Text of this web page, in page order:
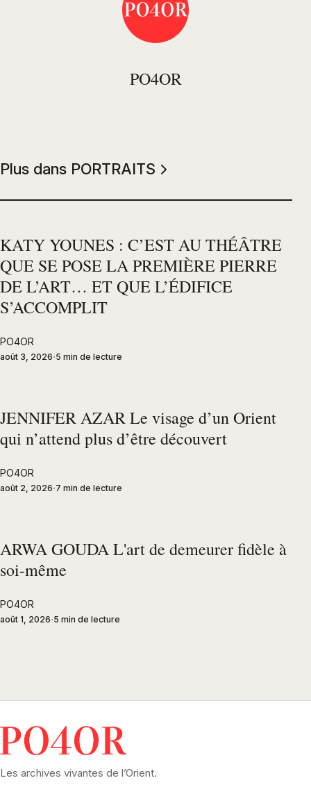
PO4OR
Plus dans PORTRAITS
KATY YOUNES : C’EST AU THÉÂTRE
QUE SE POSE LA PREMIÈRE PIERRE
DE L’ART… ET QUE L’ÉDIFICE
S’ACCOMPLIT
PO4OR
août 3, 2026 5 min de lecture
JENNIFER AZAR Le visage d’un Orient
qui n’attend plus d’être découvert
PO4OR
août 2, 2026 7 min de lecture
ARWA GOUDA L'art de demeurer fidèle à
soi-même
PO4OR
août 1, 2026 5 min de lecture
Les archives vivantes de l’Orient.